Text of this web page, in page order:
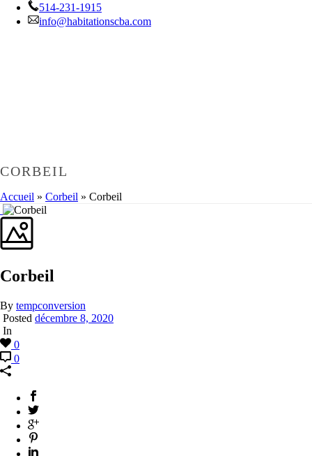
514-231-1915
info@habitationscba.com
CORBEIL
Accueil » Corbeil » Corbeil
Corbeil
By tempconversion
Posted décembre 8, 2020
In
0
0